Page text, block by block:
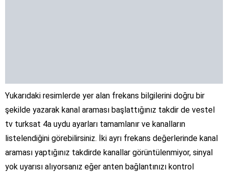
Yukarıdaki resimlerde yer alan frekans bilgilerini doğru bir
şekilde yazarak kanal araması başlattığınız takdir de vestel
tv turksat 4a uydu ayarları tamamlanır ve kanalların
listelendiğini görebilirsiniz. İki ayrı frekans değerlerinde kanal
araması yaptığınız takdirde kanallar görüntülenmiyor, sinyal
yok uyarısı alıyorsanız eğer anten bağlantınızı kontrol